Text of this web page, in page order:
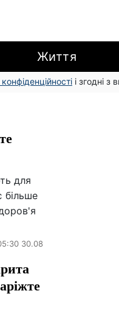
Життя
і згодні
для
більше
30.08